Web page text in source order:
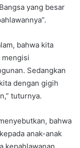
yang besar
bahwa kita
mengisi
Sedangkan
dengan gigih
tuturnya.
bahwa
anak-anak